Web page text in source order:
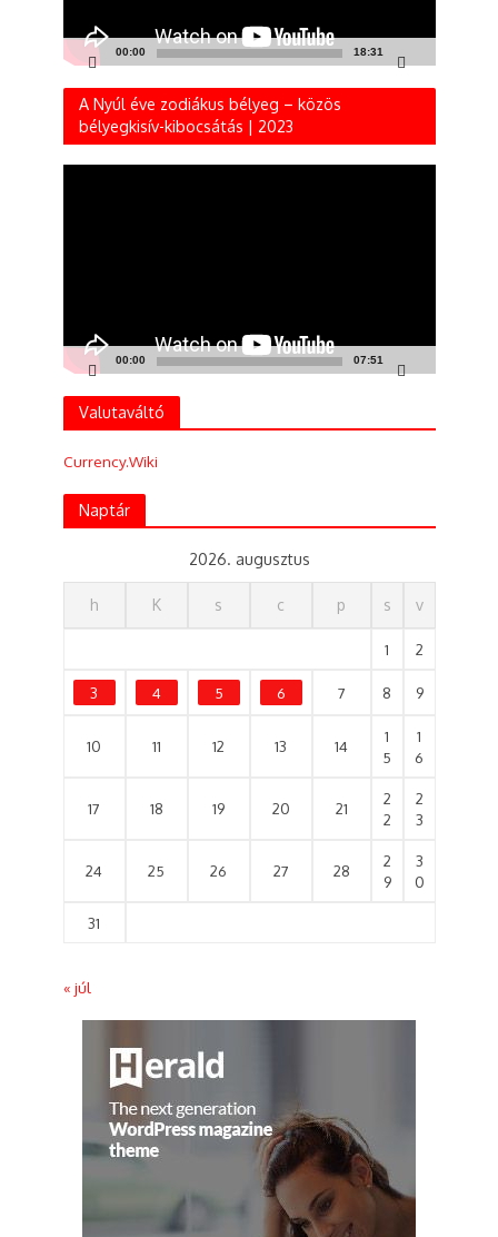
00:00 18:31
A Nyúl éve zodiákus bélyeg – közös
bélyegkisív-kibocsátás | 2023
00:00 07:51
Valutaváltó
Currency.Wiki
Naptár
2026. augusztus
h K s c p s v
1 2
3 4 5 6 7 8 9
10 11 12 13 14
1
5
1
6
17 18 19 20 21
2
2
2
3
24 25 26 27 28
2
9
3
0
31
« júl